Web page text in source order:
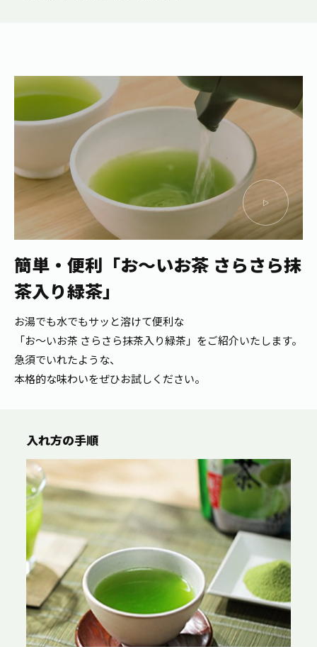
簡単・便利 「お～いお茶 さらさら抹
茶入り緑茶」
お湯でも水でもサッと溶けて便利な
「お～いお茶 さらさら抹茶入り緑茶」をご紹介いたします。
急須でいれたような、
本格的な味わいをぜひお試しください。
入れ方の手順